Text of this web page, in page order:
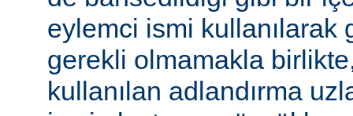
eylemci ismi kullanılarak
gerekli olmamakla
kullanılan adlandırma